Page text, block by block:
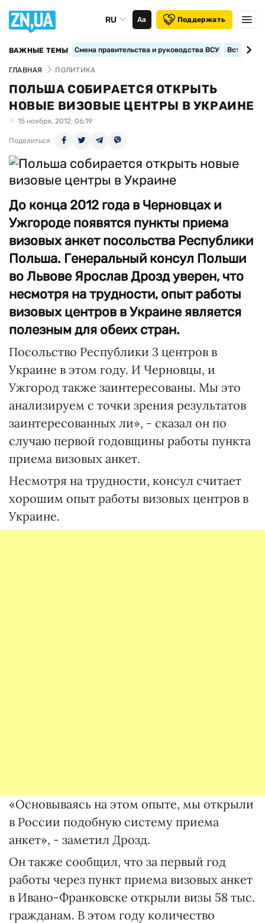
RU Аа Поддержать
ВАЖНЫЕ ТЕМЫ Смена правительства и руководства ВСУ
ГЛАВНАЯ ПОЛИТИКА
ПОЛЬША СОБИРАЕТСЯ ОТКРЫТЬ
НОВЫЕ ВИЗОВЫЕ ЦЕНТРЫ В УКРАИНЕ
15 ноября, 2012, 06:19
Поделиться
До конца 2012 года в Черновцах и
Ужгороде появятся пункты приема
визовых анкет посольства Республики
Польша. Генеральный консул Польши
во Львове Ярослав Дрозд уверен, что
несмотря на трудности, опыт работы
визовых центров в Украине является
полезным для обеих стран.
Посольство Республики 3 центров в
Украине в этом году. И Черновцы, и
Ужгород также заинтересованы. Мы это
анализируем с точки зрения результатов
заинтересованных ли», - сказал он по
случаю первой годовщины работы пункта
приема визовых анкет.
Несмотря на трудности, консул считает
хорошим опыт работы визовых центров в
Украине.
«Основываясь на этом опыте, мы открыли
в России подобную систему приема
анкет», - заметил Дрозд.
Он также сообщил, что за первый год
работы через пункт приема визовых анкет
в Ивано-Франковске открыли визы 58 тыс.
гражданам. В этом году количество